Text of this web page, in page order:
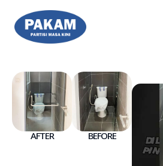
AFTER BEFORE